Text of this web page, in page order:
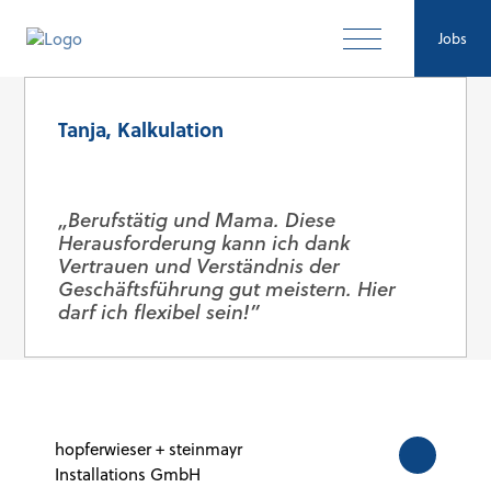
Jobs
Tanja, Kalkulation
„Berufstätig und Mama. Diese
Herausforderung kann ich dank
Vertrauen und Verständnis der
Geschäftsführung gut meistern. Hier
darf ich flexibel sein!”
hopferwieser + steinmayr
Installations GmbH